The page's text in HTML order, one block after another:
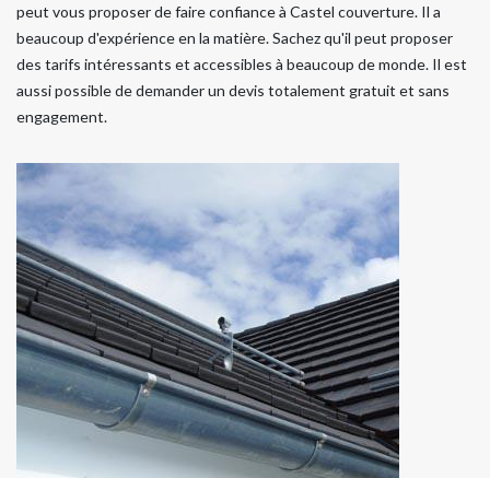
peut vous proposer de faire confiance à Castel couverture. Il a
beaucoup d'expérience en la matière. Sachez qu'il peut proposer
des tarifs intéressants et accessibles à beaucoup de monde. Il est
aussi possible de demander un devis totalement gratuit et sans
engagement.